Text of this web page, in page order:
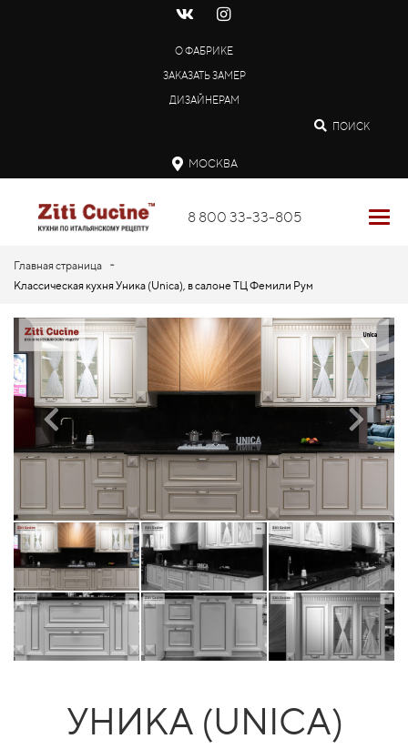
О ФАБРИКЕ
ЗАКАЗАТЬ ЗАМЕР
ДИЗАЙНЕРАМ
ПОИСК
МОСКВА
8 800 33-33-805
Главная страница -
Классическая кухня Уника (Unica), в салоне ТЦ Фемили Рум
УНИКА (UNICA)